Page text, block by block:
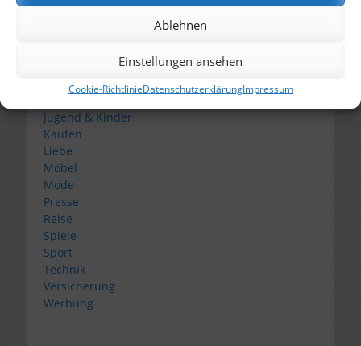
Ablehnen
Einstellungen ansehen
Cookie-RichtlinieDatenschutzerklärungImpressum
Haus
Jugend & Kinder
Kaufen
Liebe
Möbel
Mode
Presse
Reise
Spiele
Sport
Technik
Versicherung
Werbung